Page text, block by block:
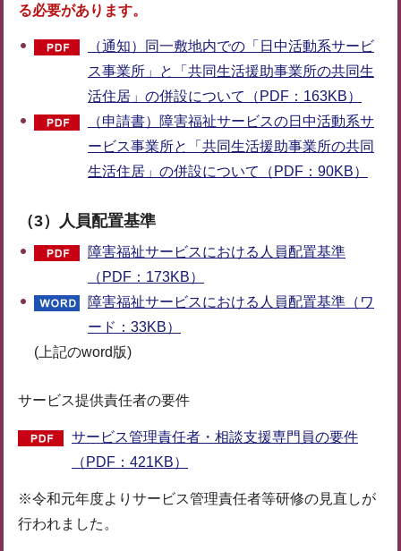
る必要があります。
（通知）同一敷地内での「日中活動系サービ
ス事業所」と「共同生活援助事業所の共同生
活住居」の併設について（PDF：163KB）
（申請書）障害福祉サービスの日中活動系サ
ービス事業所と「共同生活援助事業所の共同
生活住居」の併設について（PDF：90KB）
（3） 人員配置基準
障害福祉サービスにおける人員配置基準
（PDF：173KB）
障害福祉サービスにおける人員配置基準（ワ
ード：33KB）
(上記のword版)
サービス提供責任者の要件
サービス管理責任者・相談支援専門員の要件
（PDF：421KB）
※令和元年度よりサービス管理責任者等研修の見直しが
行われました。